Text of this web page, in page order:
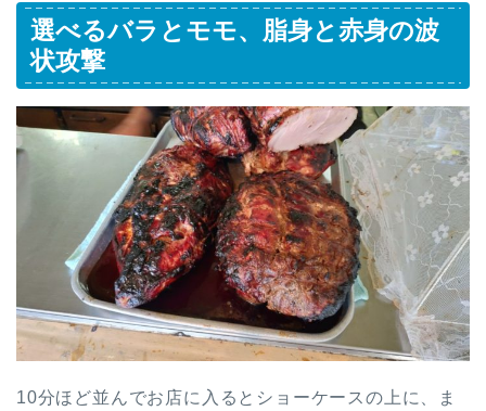
選べるバラとモモ、脂身と赤身の波
状攻撃
10分ほど並んでお店に入るとショーケースの上に、ま